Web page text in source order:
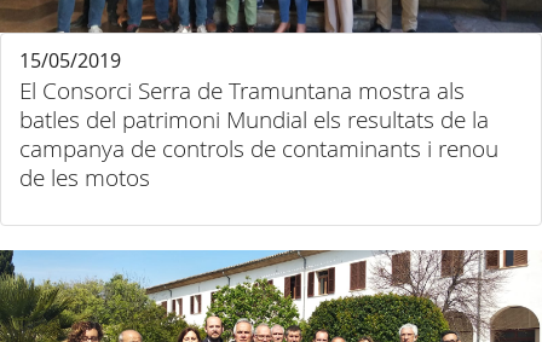
El Consorci Serra de Tramuntana mostra als
batles del patrimoni Mundial els resultats de la
campanya de controls de contaminants i renou
de les motos
15/05/2019